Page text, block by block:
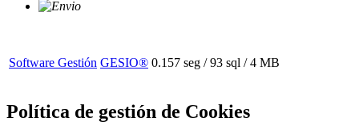
Software Gestión GESIO® 0.157 seg /93 sql / 4 MB
Política de gestión de Cookies